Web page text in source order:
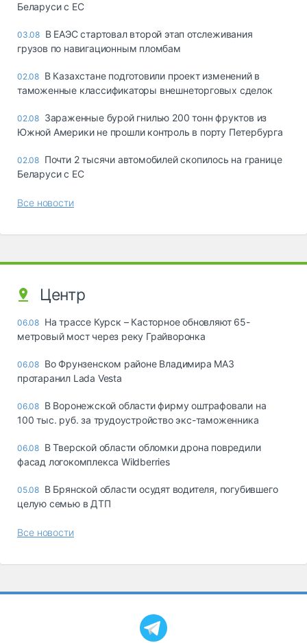
Беларуси с ЕС
03.08 В ЕАЭС стартовал второй этап отслеживания
грузов по навигационным пломбам
02.08 В Казахстане подготовили проект изменений в
таможенные классификаторы внешнеторговых сделок
02.08 Зараженные бурой гнилью 200 тонн фруктов из
Южной Америки не прошли контроль в порту Петербурга
02.08 Почти 2 тысячи автомобилей скопилось на границе
Беларуси с ЕС
Все новости
Центр
06.08 На трассе Курск – Касторное обновляют 65-
метровый мост через реку Грайворонка
06.08 Во Фрунзенском районе Владимира МАЗ
протаранил Lada Vesta
06.08 В Воронежской области фирму оштрафовали на
100 тыс. руб. за трудоустройство экс-таможенника
06.08 В Тверской области обломки дрона повредили
фасад логокомплекса Wildberries
05.08 В Брянской области осудят водителя, погубившего
целую семью в ДТП
Все новости